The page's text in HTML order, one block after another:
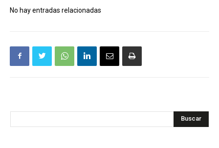
No hay entradas relacionadas
Buscar